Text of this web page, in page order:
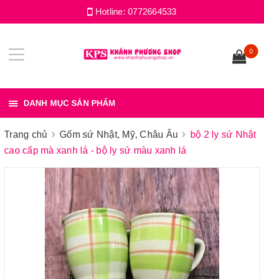
Hotline:0772664533
0
DANH MỤC SẢN PHẨM
Trang chủ Gốm sứ Nhật, Mỹ, Châu Âu
bộ 2 ly sứ Nhật
cao cấp mà xanh lá - bộ ly sứ màu xanh lá